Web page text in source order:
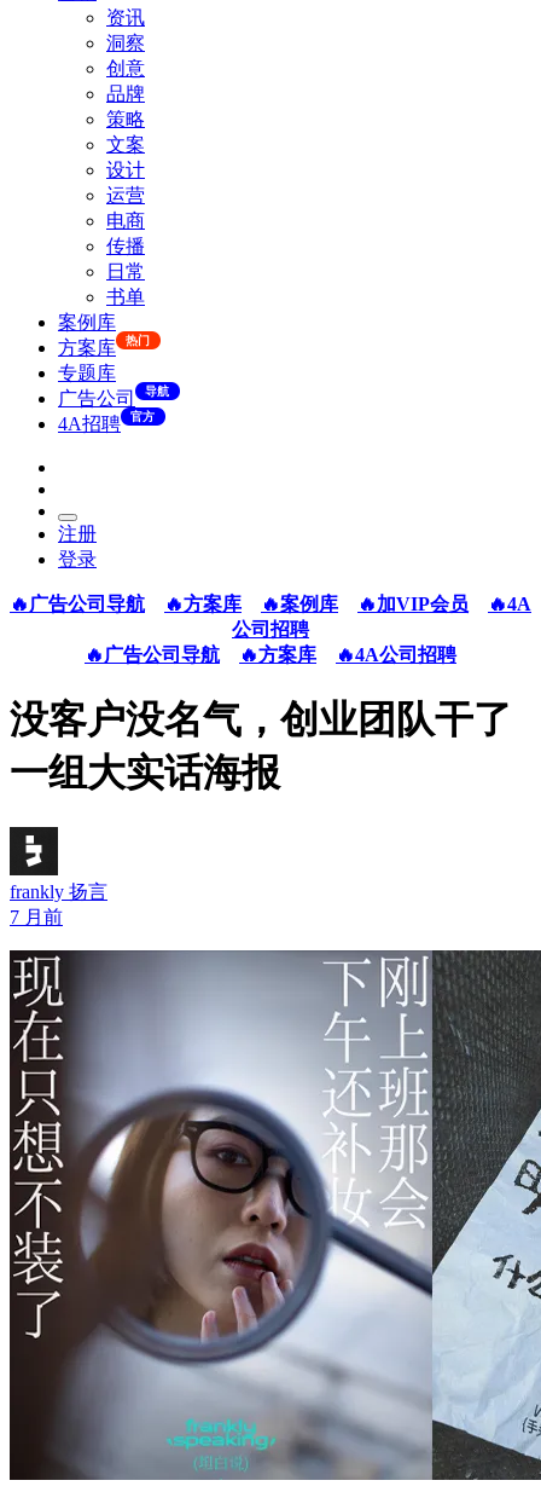
资讯
洞察
创意
品牌
策略
文案
设计
运营
电商
传播
日常
书单
案例库
方案库
热门
专题库
广告公司
导航
4A招聘 官方
注册
登录
🔥广告公司导航 🔥方案库 🔥案例库 🔥加VIP会员
🔥4A
公司招聘
🔥广告公司导航
🔥方案库 🔥4A公司招聘
没客户没名气，创业团队干了
一组大实话海报
frankly 扬言
7 月前